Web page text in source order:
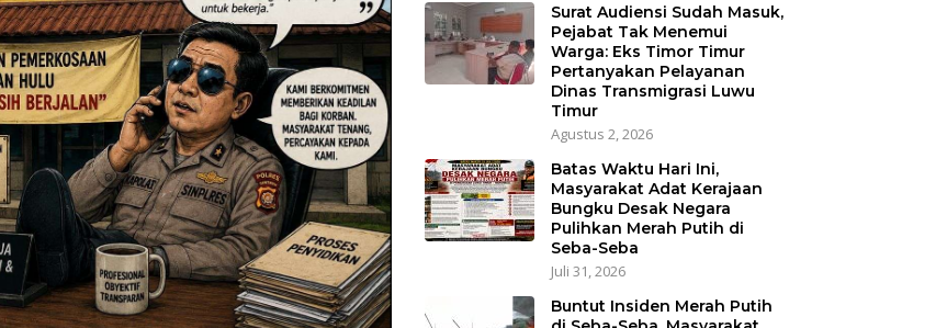
Surat Audiensi Sudah Masuk,
Pejabat Tak Menemui
Warga: Eks Timor Timur
Pertanyakan Pelayanan
Dinas Transmigrasi Luwu
Timur
Agustus 2, 2026
Batas Waktu Hari Ini,
Masyarakat Adat Kerajaan
Bungku Desak Negara
Pulihkan Merah Putih di
Seba-Seba
Juli 31, 2026
Buntut Insiden Merah Putih